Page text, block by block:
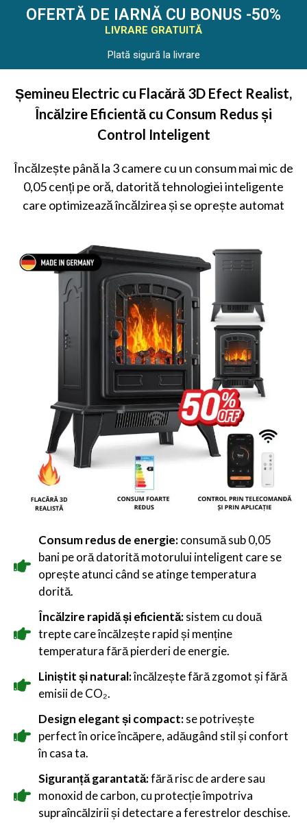
OFERTĂ DE IARNĂ CU BONUS -50%
LIVRARE GRATUITĂ
Plată sigură la livrare
Șemineu Electric cu Flacără 3D Efect Realist,
Încălzire Eficientă cu Consum Redus și
Control Inteligent
Încălzește până la 3 camere cu un consum mai mic de
0,05 cenți pe oră, datorită tehnologiei inteligente
care optimizează încălzirea și se oprește automat
Consum redus de energie:consumă sub 0,05
bani pe oră datorită motorului inteligent care se
oprește atunci când se atinge temperatura
dorită.
Încălzire rapidă și eficientă:sistem cu două
trepte care încălzește rapid și menține
temperatura fără pierderi de energie.
Liniștit și natural:încălzește fără zgomot și fără
emisii de CO₂.
Design elegant și compact:se potrivește
perfect în orice încăpere, adăugând stil și confort
în casa ta.
Siguranță garantată:fără risc de ardere sau
monoxid de carbon, cu protecție împotriva
supraîncălzirii și detectare a ferestrelor deschise.